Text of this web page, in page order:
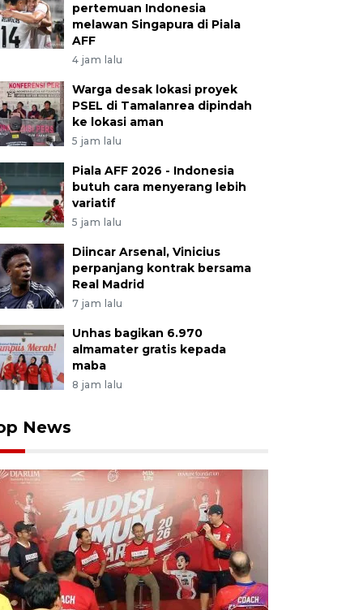
pertemuan Indonesia
melawan Singapura di Piala
AFF
4 jam lalu
Warga desak lokasi proyek
PSEL di Tamalanrea dipindah
ke lokasi aman
5 jam lalu
Piala AFF 2026 - Indonesia
butuh cara menyerang lebih
variatif
5 jam lalu
Diincar Arsenal, Vinicius
perpanjang kontrak bersama
Real Madrid
7 jam lalu
Unhas bagikan 6.970
almamater gratis kepada
maba
8 jam lalu
News